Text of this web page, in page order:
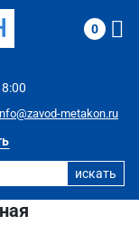
metakon.ru
0